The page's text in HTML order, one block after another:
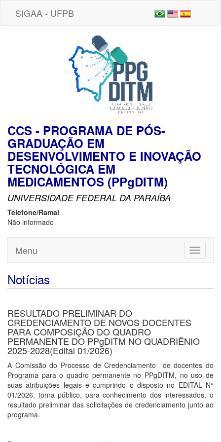
SIGAA - UFPB
CCS - PROGRAMA DE PÓS-
GRADUAÇÃO EM
DESENVOLVIMENTO E INOVAÇÃO
TECNOLÓGICA EM
MEDICAMENTOS (PPgDITM)
UNIVERSIDADE FEDERAL DA PARAÍBA
Telefone/Ramal
Não informado
Toggle
Menu
Notícias
RESULTADO PRELIMINAR DO
CREDENCIAMENTO DE NOVOS DOCENTES
PARA COMPOSIÇÃO DO QUADRO
PERMANENTE DO PPgDITM NO QUADRIÊNIO
2025-2028(Edital 01/2026)
A Comissão do Processo de Credenciamento de docentes do
Programa para o quadro permanente no PPgDITM, no uso de
suas atribuições legais e cumprindo o disposto no EDITAL N°
01/2026, torna público, para conhecimento dos interessados, o
resultado preliminar das solicitações de credenciamento junto ao
programa.